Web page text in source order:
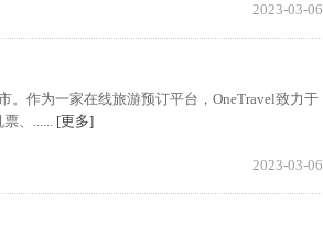
2023-03-06
作为一家在线旅游预订平台，OneTravel致力于
、...... [更多]
2023-03-06